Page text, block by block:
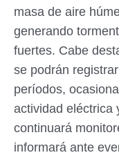
masa de aire
generando
fuertes. Cabe
se podrán
períodos,
actividad eléctrica
continuará
informará ante